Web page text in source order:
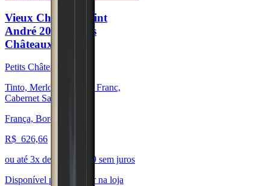
Vieux Château Saint
André 2020 (Petits
Châteaux)
Petits Châteaux
Tinto, Merlot, Cabernet Franc,
Cabernet Sauvignon
França, Bordeaux
R$ 626,66
ou até 3x de R$ 208,89 sem juros
Disponível para:
Retirar na loja